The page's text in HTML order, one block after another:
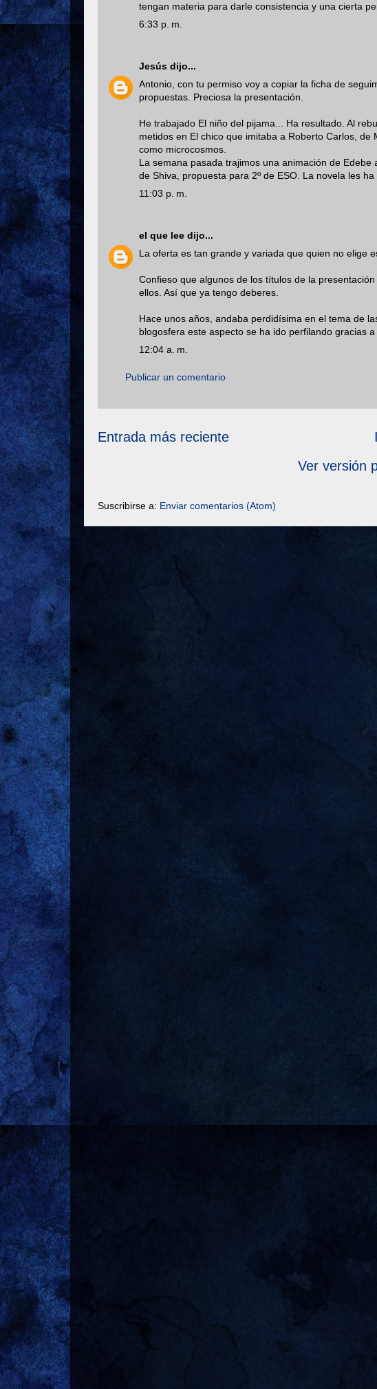
tengan materia para darle consistencia y una cierta
6:33 p. m.
Jesús dijo...
Antonio, con tu permiso voy a copiar la ficha de
propuestas. Preciosa la presentación.
He trabajado El niño del pijama... Ha resultado. Al
metidos en El chico que imitaba a Roberto Carlos,
como microcosmos.
La semana pasada trajimos una animación de
de Shiva, propuesta para 2º de ESO. La novela les
11:03 p. m.
el que lee dijo...
La oferta es tan grande y variada que quien no elige
Confieso que algunos de los títulos de la
ellos. Así que ya tengo deberes.
Hace unos años, andaba perdidísima en el tema de
blogosfera este aspecto se ha ido perfilando gracias
12:04 a. m.
Publicar un comentario
Entrada más reciente
Ver versión
Suscribirse a: Enviar comentarios (Atom)